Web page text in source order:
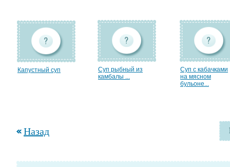
Капустный суп
Суп рыбный из
камбалы ...
Суп с кабачками
на мясном
бульоне...
Назад